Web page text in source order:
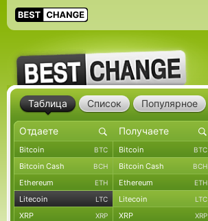
Таблица Список Популярное
Bitcoin BTC Bitcoin BTC
Bitcoin Cash BCH Bitcoin Cash BCH
Ethereum ETH Ethereum ETH
Litecoin LTC Litecoin LTC
XRP XRP XRP XRP